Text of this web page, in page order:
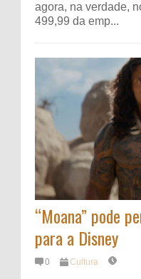
agora, na verdade,
499,99 da emp...
“Moana” pode
para a Disney
0 Cultura